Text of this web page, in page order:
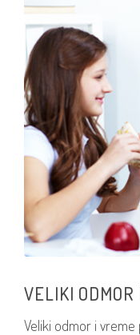
VELIKI
Veliki odmor i